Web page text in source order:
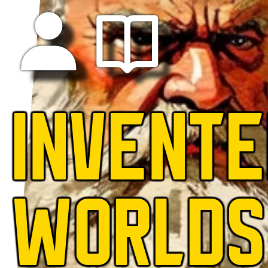
WORLDS